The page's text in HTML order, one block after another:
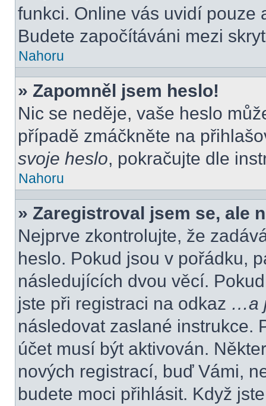
funkci. Online vás uvidí pouze
Budete započítáváni mezi
Nahoru
» Zapomněl jsem heslo!
Nic se neděje, vaše heslo
případě zmáčkněte na
svoje heslo, pokračujte dle
Nahoru
» Zaregistroval jsem se, ale
Nejprve zkontrolujte, že
heslo. Pokud jsou v pořádku,
následujících dvou věcí.
jste při registraci na odkaz …a
následovat zaslané instrukce.
účet musí být aktivován.
nových registrací, buď Vámi,
budete moci přihlásit. Když